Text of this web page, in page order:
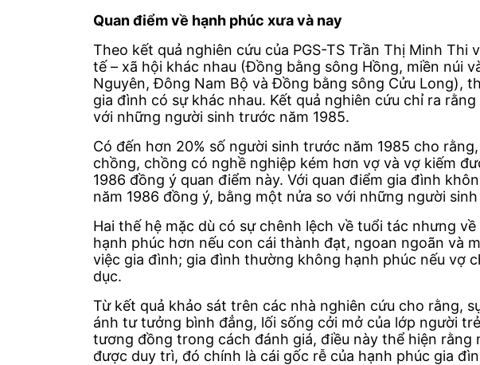
Quan điểm về hạnh phúc xưa và nay
Theo kết quả nghiên cứu của PGS-TS Trần Thị Minh
tế – xã hội khác nhau (Đồng bằng sông Hồng, miền núi
Nguyên, Đông Nam Bộ và Đồng bằng sông Cửu Long),
gia đình có sự khác nhau. Kết quả nghiên cứu chỉ ra
với những người sinh trước năm 1985.
Có đến hơn 20% số người sinh trước năm 1985 cho
chồng, chồng có nghề nghiệp kém hơn vợ và vợ kiếm
1986 đồng ý quan điểm này. Với quan điểm gia đình
năm 1986 đồng ý, bằng một nửa so với những người
Hai thế hệ mặc dù có sự chênh lệch về tuổi tác nhưng
hạnh phúc hơn nếu con cái thành đạt, ngoan ngoãn và
việc gia đình; gia đình thường không hạnh phúc nếu vợ
dục.
Từ kết quả khảo sát trên các nhà nghiên cứu cho rằng,
ánh tư tưởng bình đẳng, lối sống cởi mở của lớp người
tương đồng trong cách đánh giá, điều này thể hiện rằng
được duy trì, đó chính là cái gốc rễ của hạnh phúc gia